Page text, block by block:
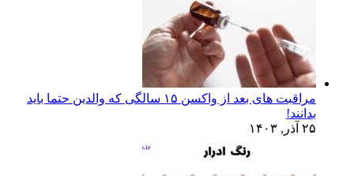
مراقبت های بعد از واکسن ۱۵ سالگی که والدین حتما باید
بدانند!
۲۵ آذر, ۱۴۰۳